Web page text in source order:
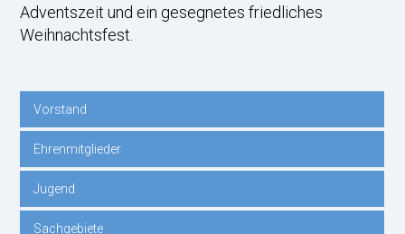
Adventszeit und ein gesegnetes friedliches
Weihnachtsfest.
Navigation
überspringen
Vorstand
Ehrenmitglieder
Jugend
Sachgebiete